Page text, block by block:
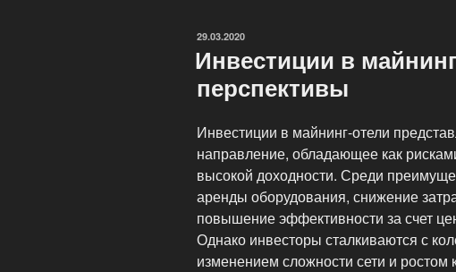
ОПУБЛИКОВАНО
29.03.2020
Инвестиции в
перспективы
Инвестиции в майнинг-отели
направление, обладающее как
высокой доходности. Среди
аренды оборудования, снижение
повышение эффективности за счет
Однако инвесторы сталкиваются с
изменением сложности сети и ростом